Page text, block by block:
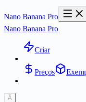
Nano Banana Pro
Nano Banana Pro
Criar
Preços
Ã